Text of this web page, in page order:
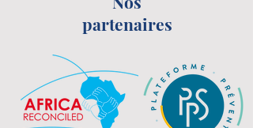
partenaires